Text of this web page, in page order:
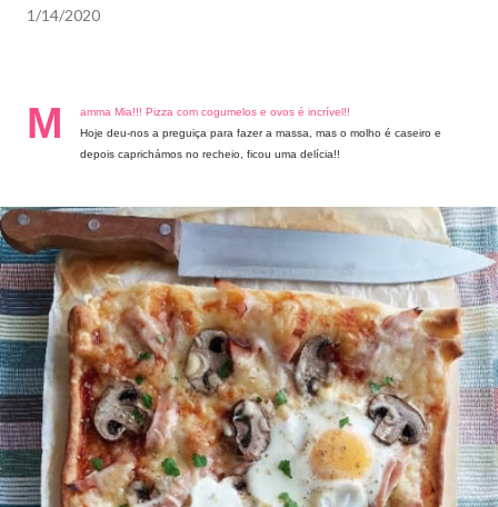
1/14/2020
M
amma Mia!!! Pizza com cogumelos e ovos é incrível!!
Hoje deu-nos a preguiça para fazer a massa, mas o molho é caseiro e
depois caprichámos no recheio, ficou uma delícia!!